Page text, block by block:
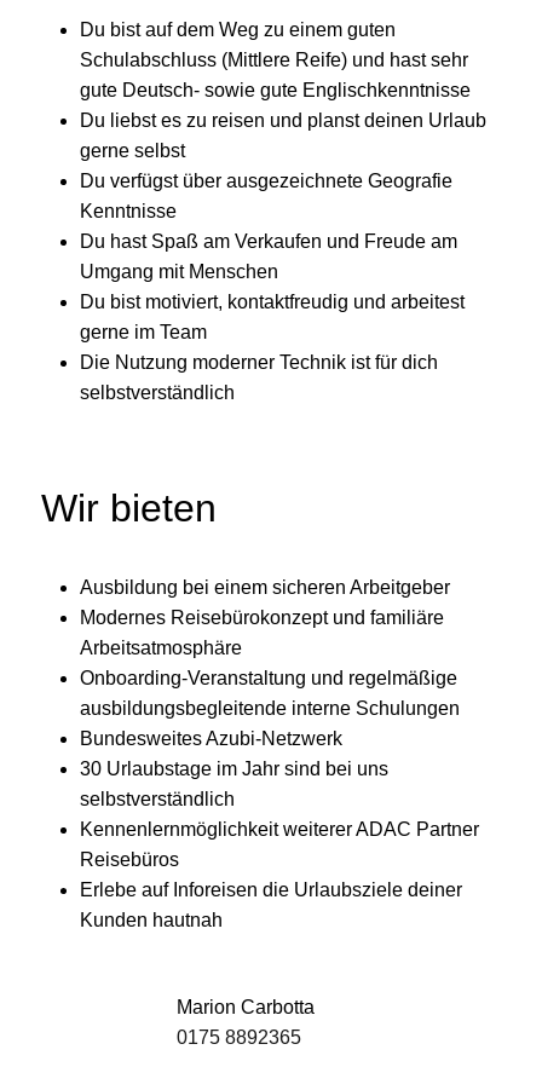
Du bist auf dem Weg zu einem guten
Schulabschluss (Mittlere Reife) und hast sehr
gute Deutsch- sowie gute Englischkenntnisse
Du liebst es zu reisen und planst deinen Urlaub
gerne selbst
Du verfügst über ausgezeichnete Geografie
Kenntnisse
Du hast Spaß am Verkaufen und Freude am
Umgang mit Menschen
Du bist motiviert, kontaktfreudig und arbeitest
gerne im Team
Die Nutzung moderner Technik ist für dich
selbstverständlich
Wir bieten
Ausbildung bei einem sicheren Arbeitgeber
Modernes Reisebürokonzept und familiäre
Arbeitsatmosphäre
Onboarding-Veranstaltung und regelmäßige
ausbildungsbegleitende interne Schulungen
Bundesweites Azubi-Netzwerk
30 Urlaubstage im Jahr sind bei uns
selbstverständlich
Kennenlernmöglichkeit weiterer ADAC Partner
Reisebüros
Erlebe auf Inforeisen die Urlaubsziele deiner
Kunden hautnah
Marion Carbotta
0175 8892365